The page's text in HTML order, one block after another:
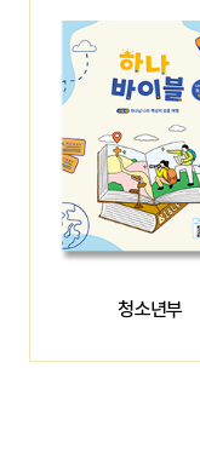
청소년부